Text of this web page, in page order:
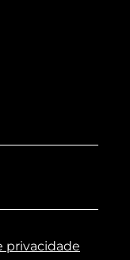
privacidade